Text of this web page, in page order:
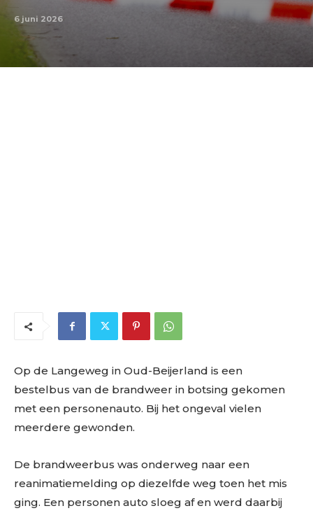
6 juni 2026
Op de Langeweg in Oud-Beijerland is een
bestelbus van de brandweer in botsing gekomen
met een personenauto. Bij het ongeval vielen
meerdere gewonden.
De brandweerbus was onderweg naar een
reanimatiemelding op diezelfde weg toen het mis
ging. Een personen auto sloeg af en werd daarbij